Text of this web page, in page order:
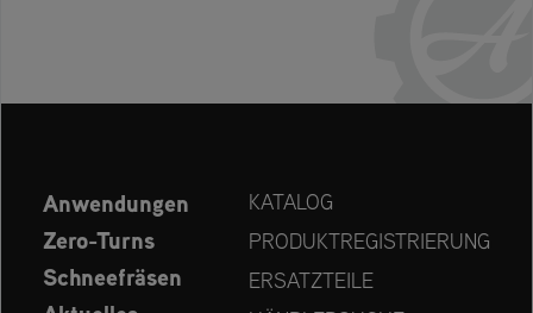
Anwendungen
Zero-Turns
Schneefräsen
KATALOG
PRODUKTREGISTRIERUNG
ERSATZTEILE